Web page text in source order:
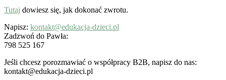
Tutaj dowiesz się, jak dokonać zwrotu.
Napisz: kontakt@edukacja-dzieci.pl
Zadzwoń do Pawła:
798 525 167
Jeśli chcesz porozmawiać o współpracy B2B, napisz do nas:
kontakt@edukacja-dzieci.pl